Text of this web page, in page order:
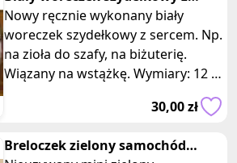
sercem
Nowy ręcznie wykonany biały
woreczek szydełkowy z sercem. Np.
na zioła do szafy, na biżuterię.
Wiązany na wstążkę. Wymiary: 12 x
30,00 zł
Breloczek zielony samochód